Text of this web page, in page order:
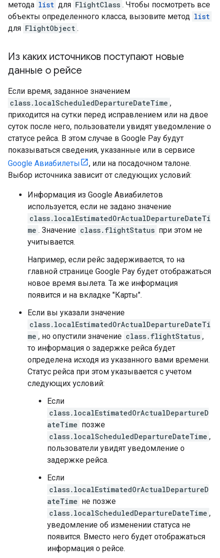
метода list для FlightClass . Чтобы посмотреть все
объекты определенного класса, вызовите метод list
для FlightObject .
Из каких источников поступают новые
данные о рейсе
Если время, заданное значением
class.localScheduledDepartureDateTime ,
приходится на сутки перед исправлением или на двое
суток после него, пользователи увидят уведомление о
статусе рейса. В этом случае в Google Pay будут
показываться сведения, указанные или в сервисе
Google Авиабилеты
, или на посадочном талоне.
Выбор источника зависит от следующих условий:
Информация из Google Авиабилетов
используется, если не задано значение
class.localEstimatedOrActualDepartureDateTi
me . Значение class.flightStatus при этом не
учитывается.
Например, если рейс задерживается, то на
главной странице Google Pay будет отображаться
новое время вылета. Та же информация
появится и на вкладке "Карты".
Если вы указали значение
class.localEstimatedOrActualDepartureDateTi
me , но опустили значение class.flightStatus ,
то информация о задержке рейса будет
определена исходя из указанного вами времени.
Статус рейса при этом указывается с учетом
следующих условий:
Если
class.localEstimatedOrActualDepartureD
ateTime позже
class.localScheduledDepartureDateTime ,
пользователи увидят уведомление о
задержке рейса.
Если
class.localEstimatedOrActualDepartureD
ateTime не позже
class.localScheduledDepartureDateTime ,
уведомление об изменении статуса не
появится. Вместо него будет отображаться
информация о рейсе.